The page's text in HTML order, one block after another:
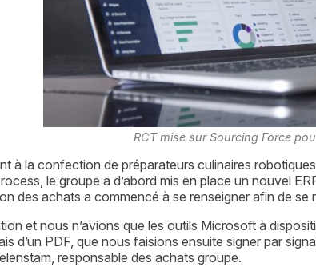
RCT mise sur Sourcing Force
à la confection de préparateurs culinaires
le groupe a d’abord mis en place un nouvel
des achats a commencé à se renseigner afin de se
et nous n’avions que les outils Microsoft à
d’un PDF, que nous faisions ensuite signer par
responsable des achats groupe.